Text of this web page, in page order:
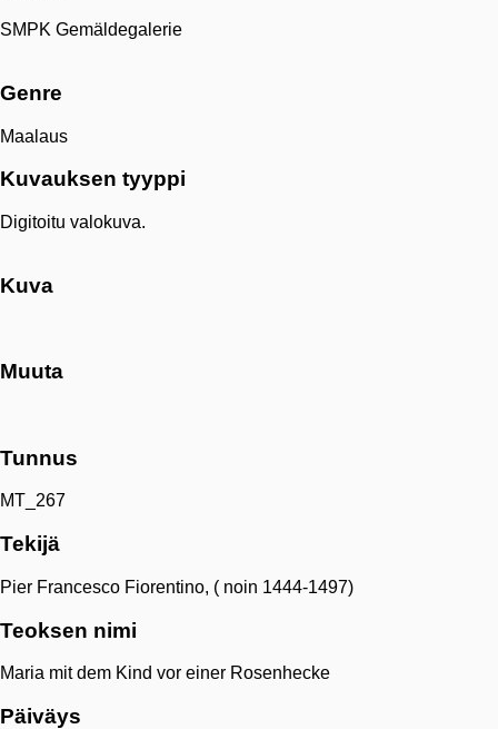
SMPK Gemäldegalerie
Genre
Maalaus
Kuvauksen tyyppi
Digitoitu valokuva.
Kuva
Muuta
Tunnus
MT_267
Tekijä
Pier Francesco Fiorentino, ( noin 1444-1497)
Teoksen nimi
Maria mit dem Kind vor einer Rosenhecke
Päiväys